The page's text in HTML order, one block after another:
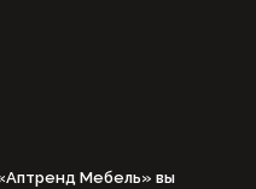
Мебель» вы